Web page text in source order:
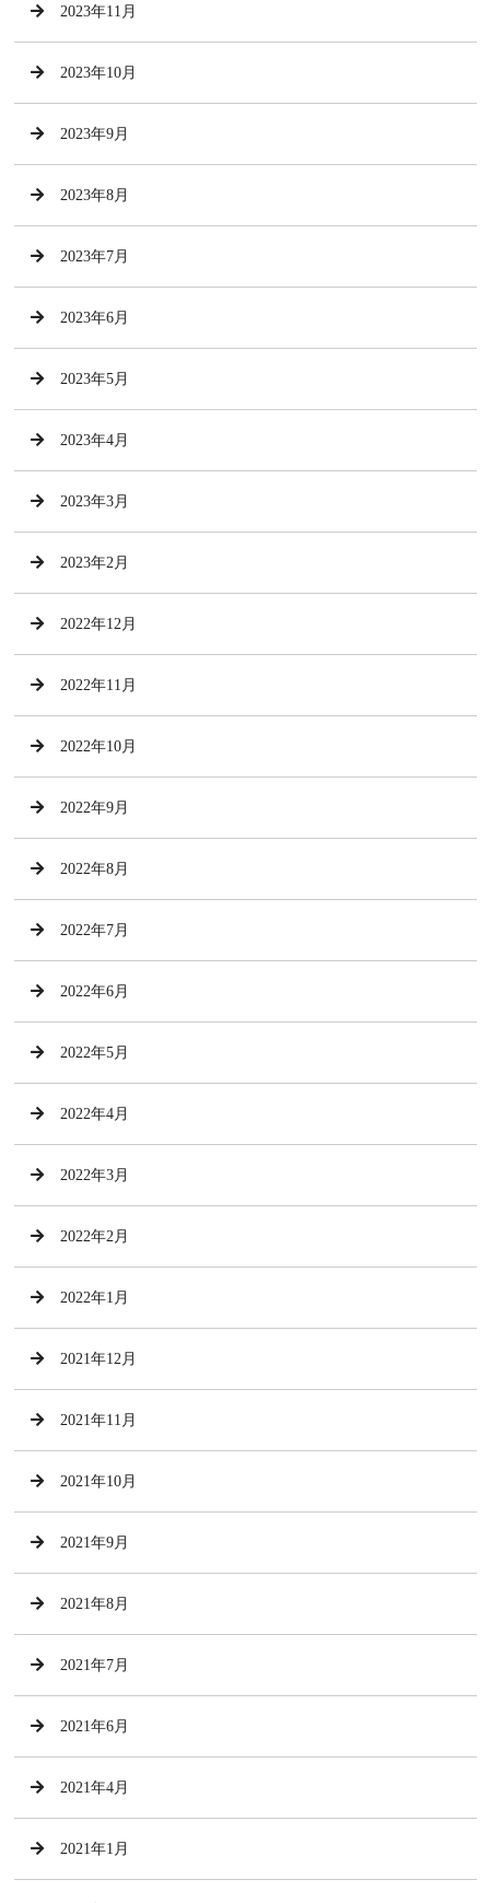
2023年11月
2023年10月
2023年9月
2023年8月
2023年7月
2023年6月
2023年5月
2023年4月
2023年3月
2023年2月
2022年12月
2022年11月
2022年10月
2022年9月
2022年8月
2022年7月
2022年6月
2022年5月
2022年4月
2022年3月
2022年2月
2022年1月
2021年12月
2021年11月
2021年10月
2021年9月
2021年8月
2021年7月
2021年6月
2021年4月
2021年1月